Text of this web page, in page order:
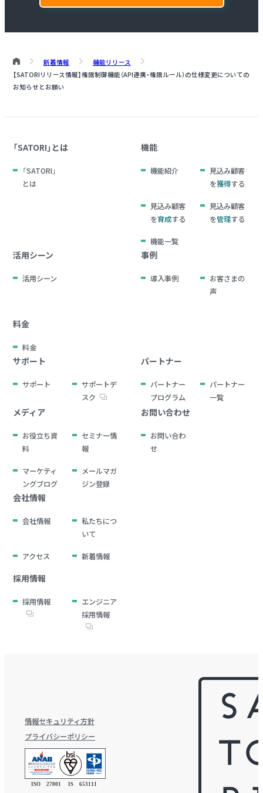
新着情報
機能リリース
【SATORIリリース情報】権限制御機能（API連携・権限ルール）の仕様変更についての
お知らせとお願い
「SATORI」とは
「SATORI」
とは
機能
機能紹介
見込み顧客
を獲得する
見込み顧客
を育成する
見込み顧客
を管理する
機能一覧
活用シーン
活用シーン
事例
導入事例
お客さまの
声
料金
料金
サポート
サポート
サポートデ
スク
パートナー
パートナー
プログラム
パートナー
一覧
メディア
お役立ち資
料
セミナー情
報
マーケティ
ングブログ
メールマガ
ジン登録
お問い合わせ
お問い合わ
せ
会社情報
会社情報
私たちにつ
いて
アクセス 新着情報
採用情報
採用情報
エンジニア
採用情報
情報セキュリティ方針
プライバシーポリシー